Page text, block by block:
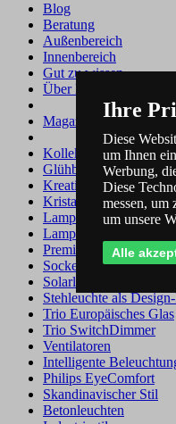
Blog
Beratung
Außenbereich
Innenbereich
Gut zu wissen
Über Marken
Magazin
Kollektionen
Glühbirnen im
Kreative Beleuchtung
Kristallleuchten
Lampen aus Glas
Lampen für Retro-
Premium
Sockelleuchten
Solarleuchten
Stehleuchte als
Trio Europäisches Glas
Trio SwitchDimmer
Ventilatoren
Intelligente
Philips EyeComfort
Skandinavischer Stil
Betonleuchten
Ihre
Diese
um Ihnen
Werbung,
Diese
messen, um
um unsere
Alle